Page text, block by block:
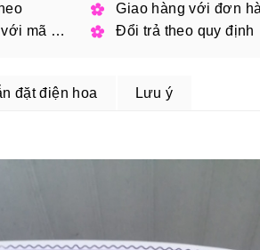
Giao hàng với đơn
Giảm cho khách hàng đặt online với mã giảm giá
Đổi trả theo quy định
đặt điện hoa Lưu ý